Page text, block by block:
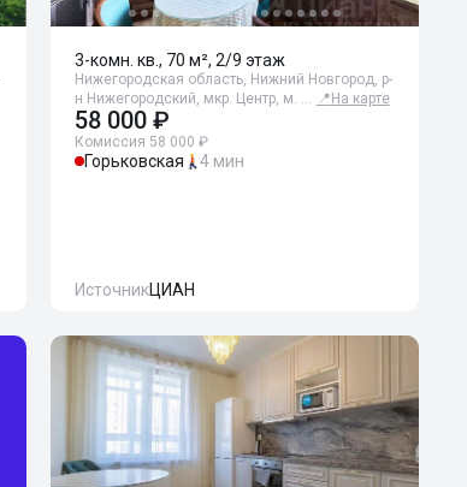
3-комн. кв., 70 м², 2/9 этаж
Нижегородская область, Нижний Новгород, р-
н Нижегородский, мкр. Центр, м. … 📍 На карте
58 000 ₽
Комиссия 58 000 ₽
Горьковская 4 мин
ИсточникЦИАН